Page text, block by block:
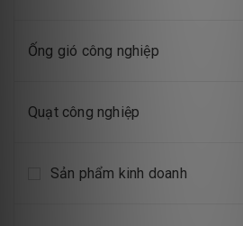
Ống gió công nghiệp
Quạt công nghiệp
Sản phẩm kinh doanh